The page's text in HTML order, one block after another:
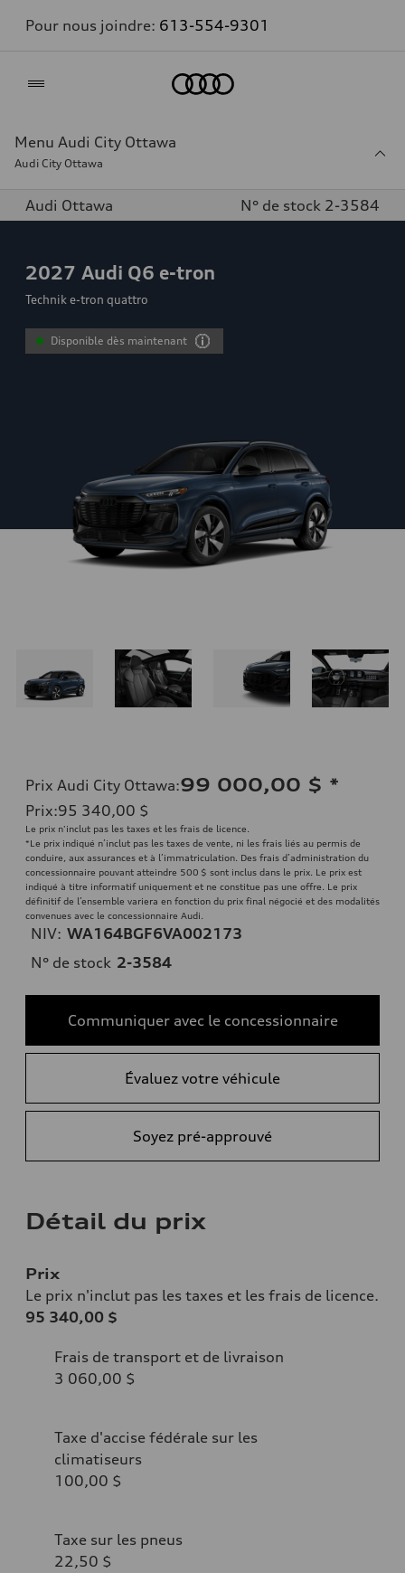
Pour nous joindre: 613-554-9301
Menu Audi City Ottawa
Audi City Ottawa
Audi Ottawa N° de stock 2-3584
2027 Audi Q6 e-tron
Technik e-tron quattro
Disponible dès maintenant
Prix Audi City Ottawa:99 000,00 $ *
Prix:95 340,00 $
Le prix n'inclut pas les taxes et les frais de licence.
*Le prix indiqué n’inclut pas les taxes de vente, ni les frais liés au permis de
conduire, aux assurances et à l’immatriculation. Des frais d’administration du
concessionnaire pouvant atteindre 500 $ sont inclus dans le prix. Le prix est
indiqué à titre informatif uniquement et ne constitue pas une offre. Le prix
définitif de l’ensemble variera en fonction du prix final négocié et des modalités
convenues avec le concessionnaire Audi.
NIV: WA164BGF6VA002173
N° de stock 2-3584
Communiquer avec le concessionnaire
Évaluez votre véhicule
Soyez pré-approuvé
Détail du prix
Prix
Le prix n'inclut pas les taxes et les frais de licence.
95 340,00 $
Frais de transport et de livraison
3 060,00 $
Taxe d'accise fédérale sur les
climatiseurs
100,00 $
Taxe sur les pneus
22,50 $